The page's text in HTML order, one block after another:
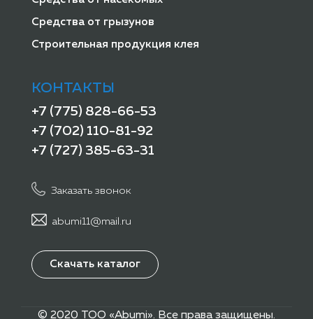
Средства от грызунов
Строительная продукция клея
КОНТАКТЫ
+7 (775) 828-66-53
+7 (702) 110-81-92
+7 (727) 385-63-31
Заказать звонок
abumi11@mail.ru
Скачать каталог
© 2020 ТОО «Abumi». Все права защищены.